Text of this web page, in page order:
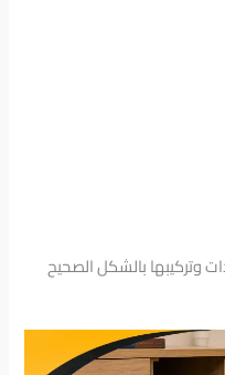
وتركيبها بالشكل الصحيح